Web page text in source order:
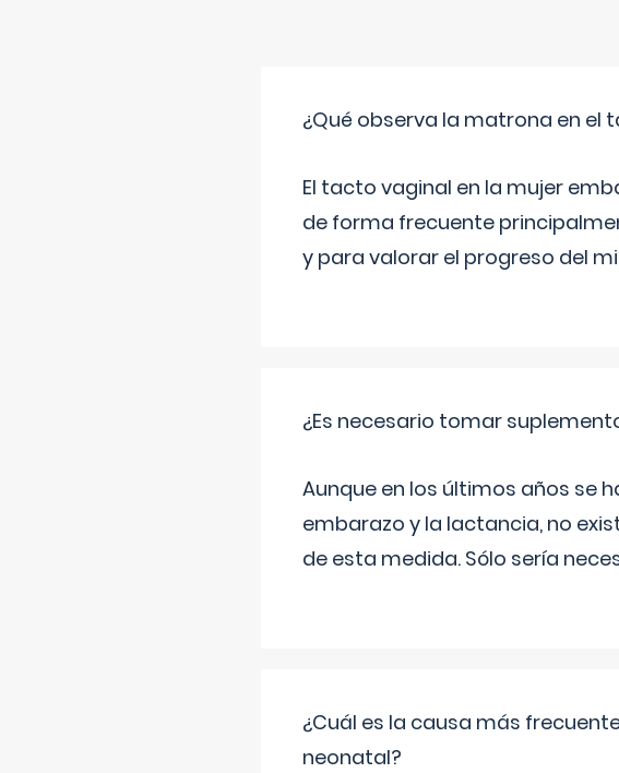
¿Qué observa la matrona en el
El tacto vaginal en la mujer
de forma frecuente
y para valorar el progreso del
¿Es necesario tomar
Aunque en los últimos años se
embarazo y la lactancia, no
de esta medida. Sólo sería
¿Cuál es la causa más
neonatal?